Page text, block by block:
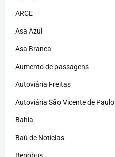
ARCE
Asa Azul
Asa Branca
Aumento de passagens
Autoviária Freitas
Autoviária São Vicente de Paulo
Bahia
Baú de Notícias
Bepobus